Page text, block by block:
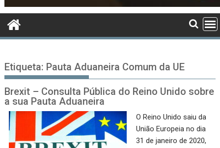
Etiqueta: Pauta Aduaneira Comum da UE
Brexit – Consulta Pública do Reino Unido sobre
a sua Pauta Aduaneira
O Reino Unido saiu da
União Europeia no dia
31 de janeiro de 2020,